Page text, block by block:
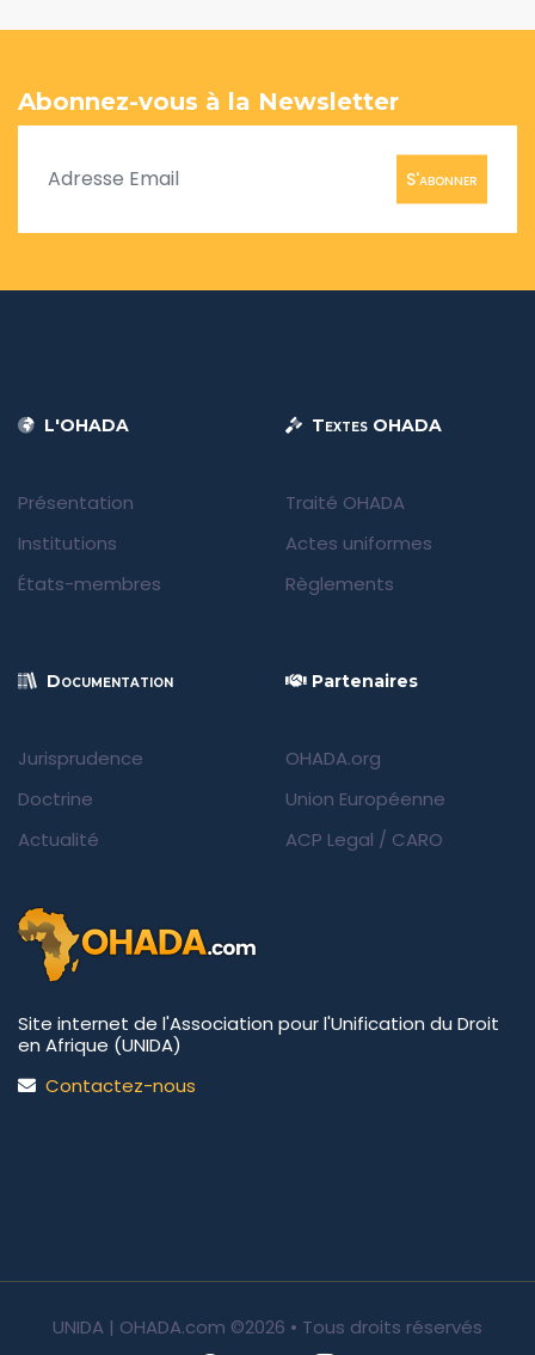
Abonnez-vous à la Newsletter
S'abonner
L'OHADA
Présentation
Institutions
États-membres
Textes OHADA
Traité OHADA
Actes uniformes
Règlements
Documentation
Jurisprudence
Doctrine
Actualité
Partenaires
OHADA.org
Union Européenne
ACP Legal / CARO
Site internet de l'Association pour l'Unification du Droit
en Afrique (UNIDA)
Contactez-nous
UNIDA | OHADA.com ©2026 • Tous droits réservés